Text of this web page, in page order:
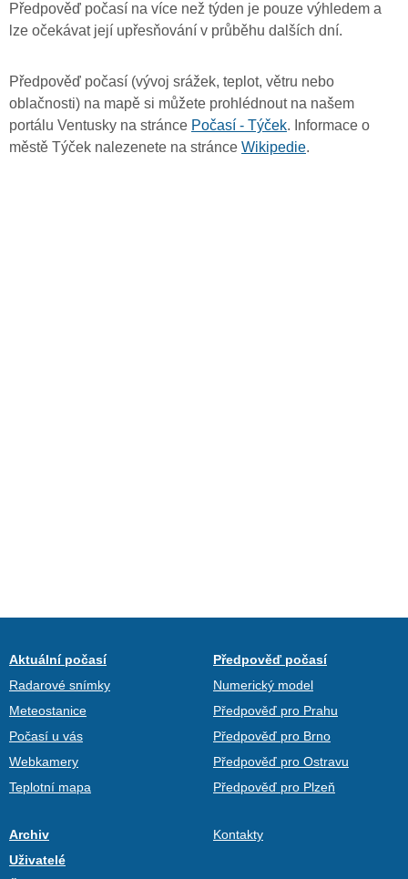
Předpověď počasí na více než týden je pouze výhledem a
lze očekávat její upřesňování v průběhu dalších dní.
Předpověď počasí (vývoj srážek, teplot, větru nebo
oblačnosti) na mapě si můžete prohlédnout na našem
portálu Ventusky na stránce Počasí - Týček. Informace o
městě Týček nalezenete na stránce Wikipedie.
Aktuální počasí
Radarové snímky
Meteostanice
Počasí u vás
Webkamery
Teplotní mapa
Předpověď počasí
Numerický model
Předpověď pro Prahu
Předpověď pro Brno
Předpověď pro Ostravu
Předpověď pro Plzeň
Archiv
Uživatelé
Kontakty